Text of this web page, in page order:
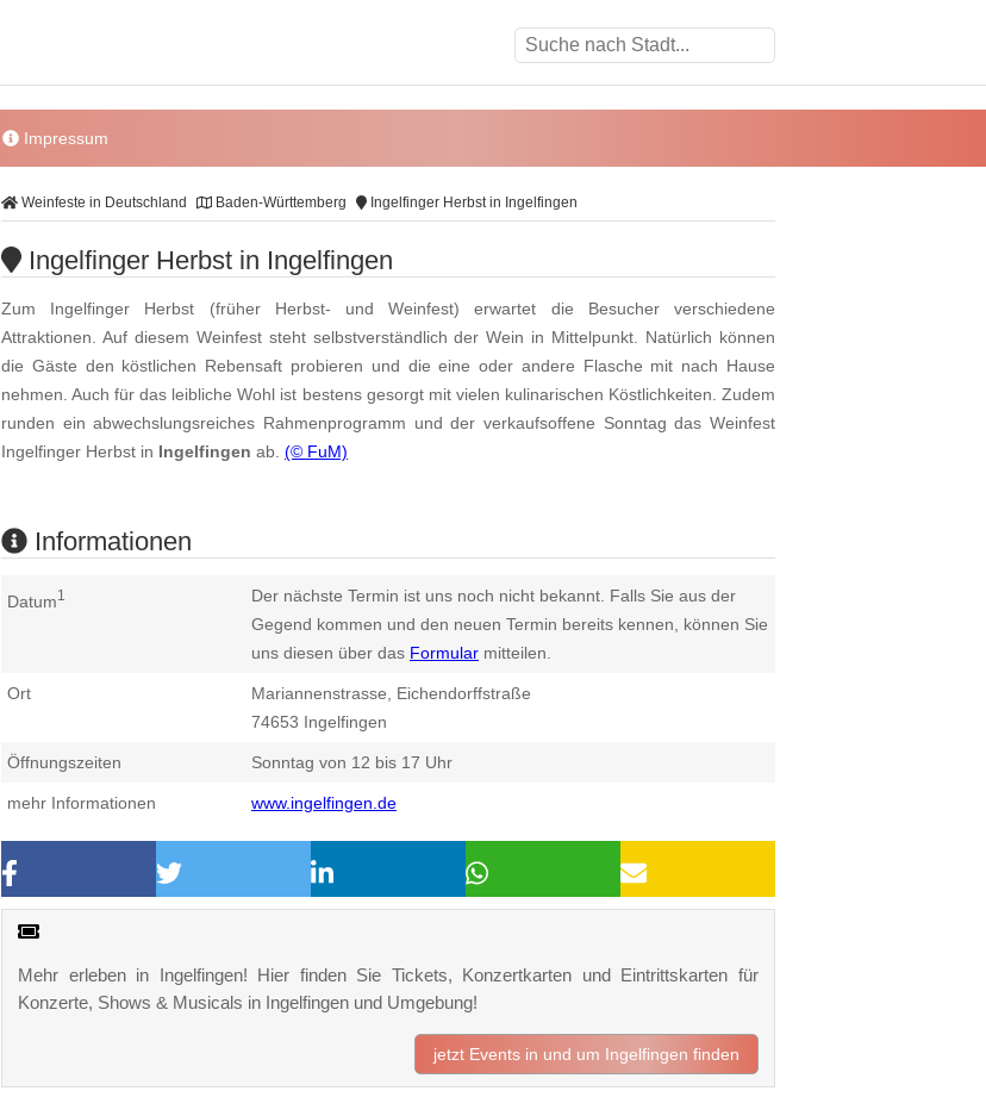
Impressum
Weinfeste in Deutschland Baden-Württemberg Ingelfinger Herbst in Ingelfingen
Ingelfinger Herbst in Ingelfingen
Zum Ingelfinger Herbst (früher Herbst- und Weinfest) erwartet die Besucher verschiedene
Attraktionen. Auf diesem Weinfest steht selbstverständlich der Wein in Mittelpunkt. Natürlich können
die Gäste den köstlichen Rebensaft probieren und die eine oder andere Flasche mit nach Hause
nehmen. Auch für das leibliche Wohl ist bestens gesorgt mit vielen kulinarischen Köstlichkeiten. Zudem
runden ein abwechslungsreiches Rahmenprogramm und der verkaufsoffene Sonntag das Weinfest
Ingelfinger Herbst in Ingelfingen ab. (© FuM)
Informationen
Datum1
Der nächste Termin ist uns noch nicht bekannt. Falls Sie aus der
Gegend kommen und den neuen Termin bereits kennen, können Sie
uns diesen über das Formular mitteilen.
Ort
Mariannenstrasse, Eichendorffstraße
74653 Ingelfingen
Öffnungszeiten Sonntag von 12 bis 17 Uhr
mehr Informationen www.ingelfingen.de
Mehr erleben in Ingelfingen! Hier finden Sie Tickets, Konzertkarten und Eintrittskarten für
Konzerte, Shows & Musicals in Ingelfingen und Umgebung!
jetzt Events in und um Ingelfingen finden